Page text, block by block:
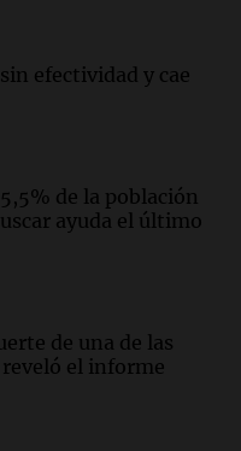
efectividad y cae
de la población
ayuda el último
de una de las
reveló el informe